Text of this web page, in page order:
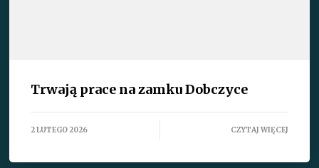
Trwają prace na zamku Dobczyce
2 LUTEGO 2026 CZYTAJ WIĘCEJ